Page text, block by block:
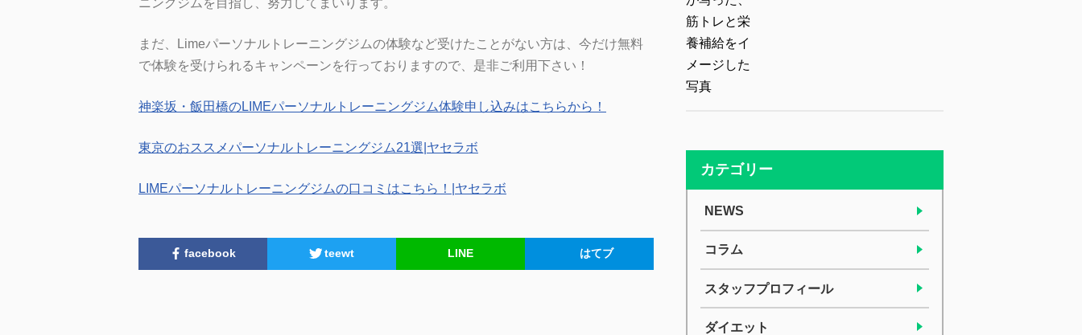
まだ、Limeパーソナルトレーニングジムの体験など受けたことがない方は、今だけ無料
で体験を受けられるキャンペーンを行っておりますので、是非ご利用下さい！
神楽坂・飯田橋のLIMEパーソナルトレーニングジム体験申し込みはこちらから！
東京のおススメパーソナルトレーニングジム21選|ヤセラボ
LIMEパーソナルトレーニングジムの口コミはこちら！|ヤセラボ
facebook teewt LINE はてブ
カテゴリー
NEWS
コラム
スタッフプロフィール
ダイエット